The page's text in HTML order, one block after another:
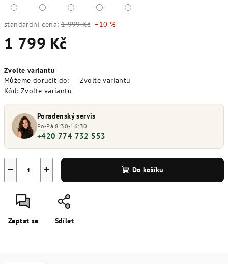
standardní cena: 1 999 Kč –10 %
1 799 Kč
cena:
Zvolte variantu
Můžeme doručit do:
Zvolte variantu
Kód: Zvolte variantu
Poradenský servis
Po-Pá 8:30-16:30
+420 774 732 553
+
− Do košíku
Zeptat se Sdílet